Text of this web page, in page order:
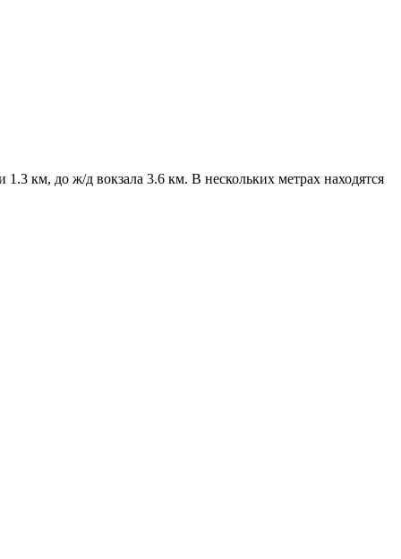
км, до ж/д вокзала 3.6 км. В нескольких метрах находятся